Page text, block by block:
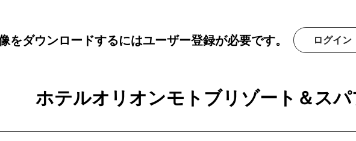
をダウンロードするにはユーザー登録が必要です。 ログイン
ホテルオリオンモトブリゾート＆スパ